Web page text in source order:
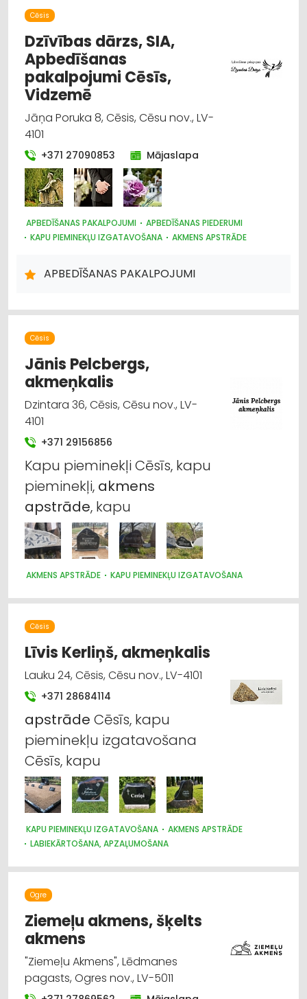
Cēsis
Dzīvības dārzs, SIA,
Apbedīšanas
pakalpojumi Cēsīs,
Vidzemē
Jāņa Poruka 8, Cēsis, Cēsu nov., LV-
4101
+371 27090853 Mājaslapa
APBEDĪŠANAS PAKALPOJUMI
APBEDĪŠANAS PIEDERUMI
KAPU PIEMINEKĻU IZGATAVOŠANA
AKMENS APSTRĀDE
APBEDĪŠANAS PAKALPOJUMI
Cēsis
Jānis Pelcbergs,
akmeņkalis
Dzintara 36, Cēsis, Cēsu nov., LV-
4101
+371 29156856
Kapu pieminekļi Cēsīs, kapu
pieminekļi, akmens
apstrāde, kapu
AKMENS APSTRĀDE KAPU PIEMINEKĻU IZGATAVOŠANA
Cēsis
Līvis Kerliņš, akmeņkalis
Lauku 24, Cēsis, Cēsu nov., LV-4101
+371 28684114
apstrāde Cēsīs, kapu
pieminekļu izgatavošana
Cēsīs, kapu
KAPU PIEMINEKĻU IZGATAVOŠANA
AKMENS APSTRĀDE
LABIEKĀRTOŠANA, APZAĻUMOŠANA
Ogre
Ziemeļu akmens, šķelts
akmens
"Ziemeļu Akmens", Lēdmanes
pagasts, Ogres nov., LV-5011